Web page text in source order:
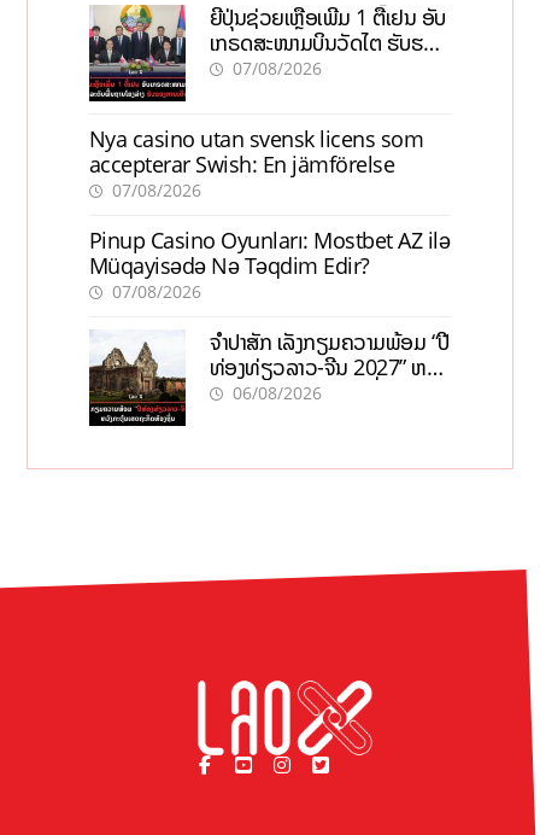
ຍີ່ປຸ່ນຊ່ວຍເຫຼືອເພີ່ມ 1 ຕື້ເຢນ ອັບ
ເກຣດສະໜາມບິນວັດໄຕ ຮັບຮອງ
ການເຕີບໂຕ
07/08/2026
Nya casino utan svensk licens som
accepterar Swish: En jämförelse
07/08/2026
Pinup Casino Oyunları: Mostbet AZ ilə
Müqayisədə Nə Təqdim Edir?
07/08/2026
ຈຳປາສັກ ເລັ່ງກຽມຄວາມພ້ອມ “ປີ
ທ່ອງທ່ຽວລາວ-ຈີນ 2027” ຫວັງ
ກະຕຸ້ນເສດຖະກິດທ້ອງຖິ່ນ
06/08/2026